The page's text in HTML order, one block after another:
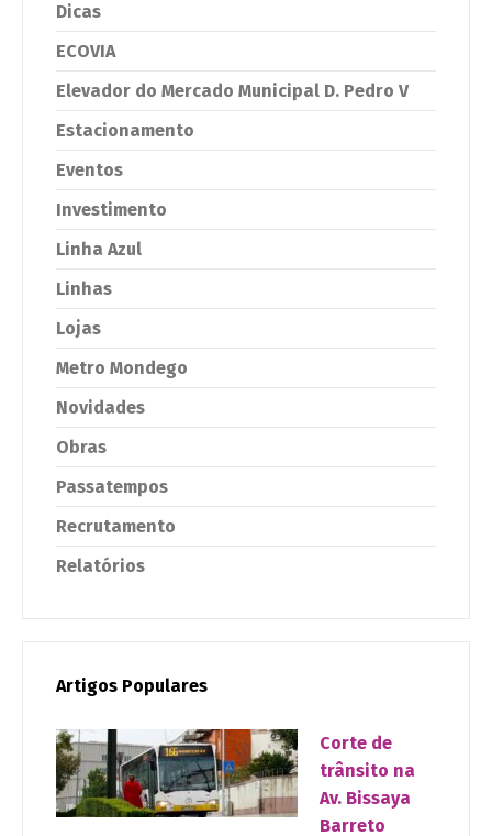
Dicas
ECOVIA
Elevador do Mercado Municipal D. Pedro V
Estacionamento
Eventos
Investimento
Linha Azul
Linhas
Lojas
Metro Mondego
Novidades
Obras
Passatempos
Recrutamento
Relatórios
Artigos Populares
Corte de
trânsito na
Av. Bissaya
Barreto